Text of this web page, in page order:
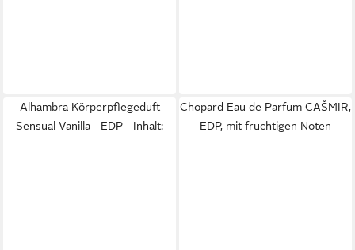
Alhambra Körperpflegeduft
Sensual Vanilla - EDP - Inhalt:
Chopard Eau de Parfum CAŠMIR,
EDP, mit fruchtigen Noten